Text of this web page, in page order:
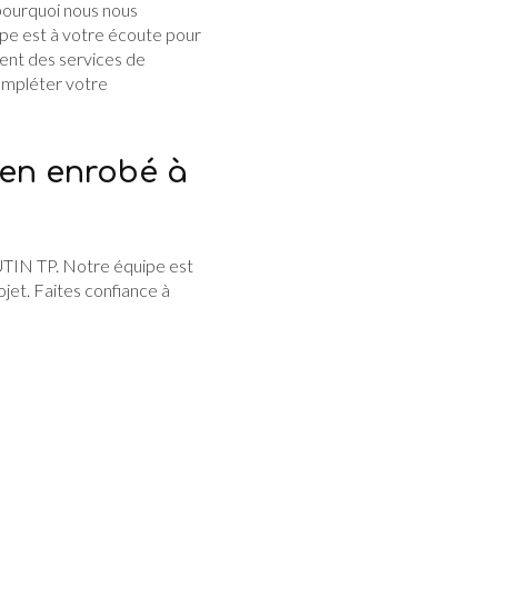
nous nous
est à votre écoute pour
des services de
votre
enrobé à
TP. Notre équipe est
Faites confiance à